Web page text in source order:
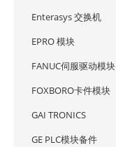
Enterasys 交换机
EPRO 模块
FANUC伺服驱动模块
FOXBORO卡件模块
GAI TRONICS
GE PLC模块备件